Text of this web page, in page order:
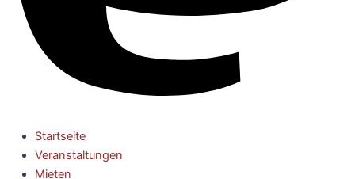
Startseite
Veranstaltungen
Mieten